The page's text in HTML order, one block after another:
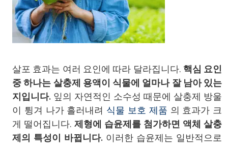
살포 효과는 여러 요인에 따라 달라집니다. 핵심 요인
중 하나는 살충제 용액이 식물에 얼마나 잘 남아 있는
지입니다. 잎의 자연적인 소수성 때문에 살충제 방울
이 튕겨 나가 흘러내려 식물 보호 제품 의 효과가 크
게 떨어집니다.제형에 습윤제를 첨가하면 액체 살충
제의 특성이 바뀝니다. 이러한 습윤제는 일반적으로